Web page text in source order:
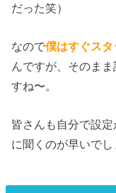
だった笑）
なので僕はすぐス
んですが、そのま
すね〜。
皆さんも自分で設
に聞くのが早いでし